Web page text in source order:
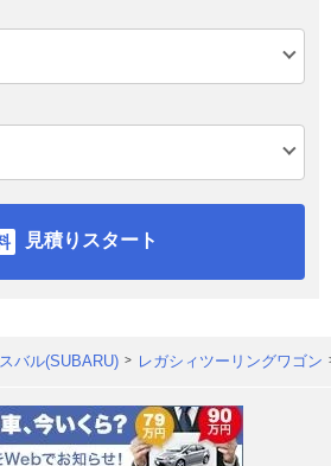
見積りスタート
スバル(SUBARU) レガシィツーリングワゴン